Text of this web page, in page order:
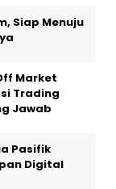
Siap Menuju
Market
Trading
Jawab
Pasifik
Digital